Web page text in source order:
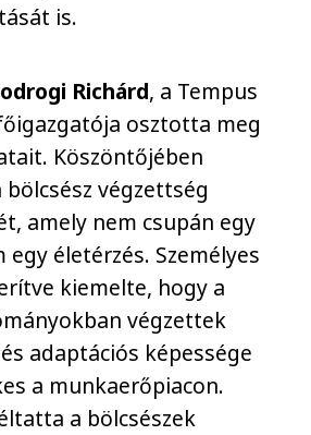
is.
Richárd, a Tempus
osztotta meg
Köszöntőjében
végzettség
amely nem csupán egy
egy életérzés. Személyes
kiemelte, hogy a
végzettek
adaptációs képessége
a munkaerőpiacon.
a bölcsészek